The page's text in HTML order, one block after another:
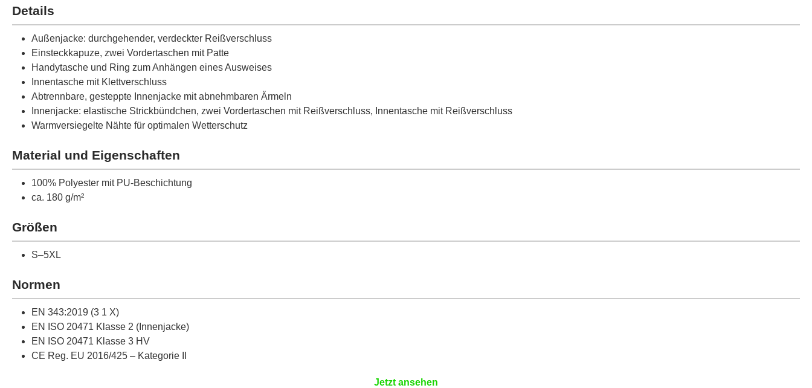
Details
Außenjacke: durchgehender, verdeckter Reißverschluss
Einsteckkapuze, zwei Vordertaschen mit Patte
Handytasche und Ring zum Anhängen eines Ausweises
Innentasche mit Klettverschluss
Abtrennbare, gesteppte Innenjacke mit abnehmbaren Ärmeln
Innenjacke: elastische Strickbündchen, zwei Vordertaschen mit Reißverschluss, Innentasche mit Reißverschluss
Warmversiegelte Nähte für optimalen Wetterschutz
Material und Eigenschaften
100% Polyester mit PU-Beschichtung
ca. 180 g/m²
Größen
S–5XL
Normen
EN 343:2019 (3 1 X)
EN ISO 20471 Klasse 2 (Innenjacke)
EN ISO 20471 Klasse 3 HV
CE Reg. EU 2016/425 – Kategorie II
Jetzt ansehen